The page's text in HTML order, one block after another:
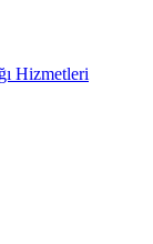
Hizmetleri